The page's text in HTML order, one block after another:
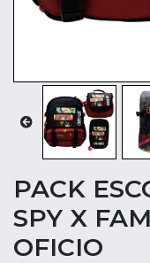
PACK
SPY X
OFICIO